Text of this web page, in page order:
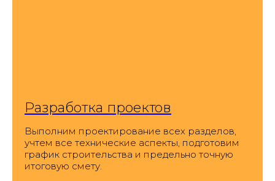
Разработка проектов
Выполним проектирование всех разделов,
учтем все технические аспекты, подготовим
график строительства и предельно точную
итоговую смету.